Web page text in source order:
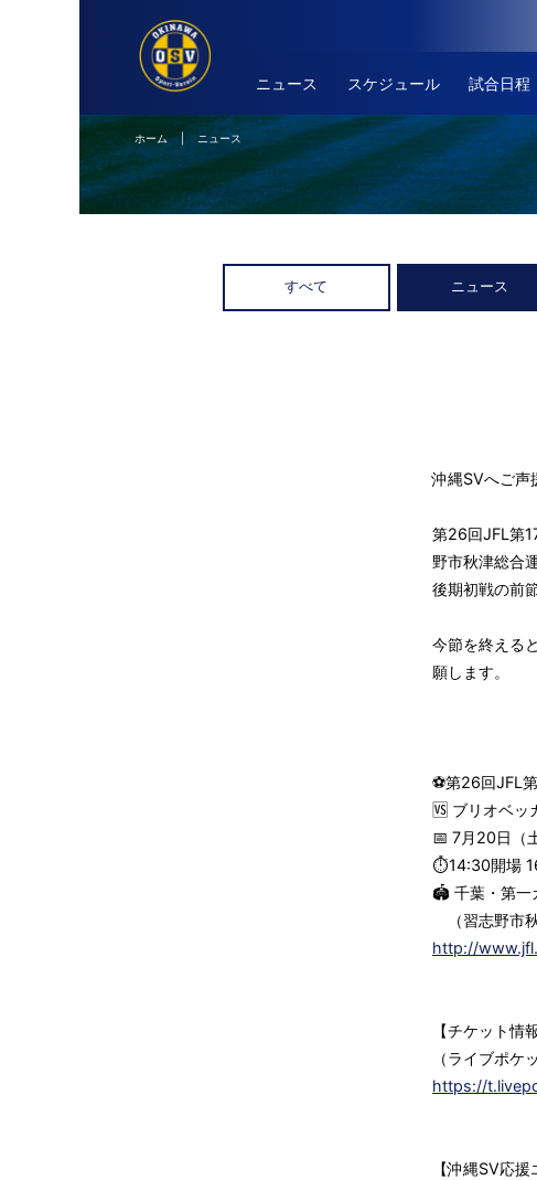
ニュース スケジュール 試合日程
ホーム| ニュース
すべて ニュース
沖縄SVへご声
第26回JFL第
野市秋津総合
後期初戦の前
今節を終える
願します。
⚽第26回JFL
🆚 ブリオベッ
📅 7月20日（
⏱14:30開場
🏟 千葉・第一
（習志野市
http://
【チケット情報
（ライブポケ
https://
【沖縄SV応援